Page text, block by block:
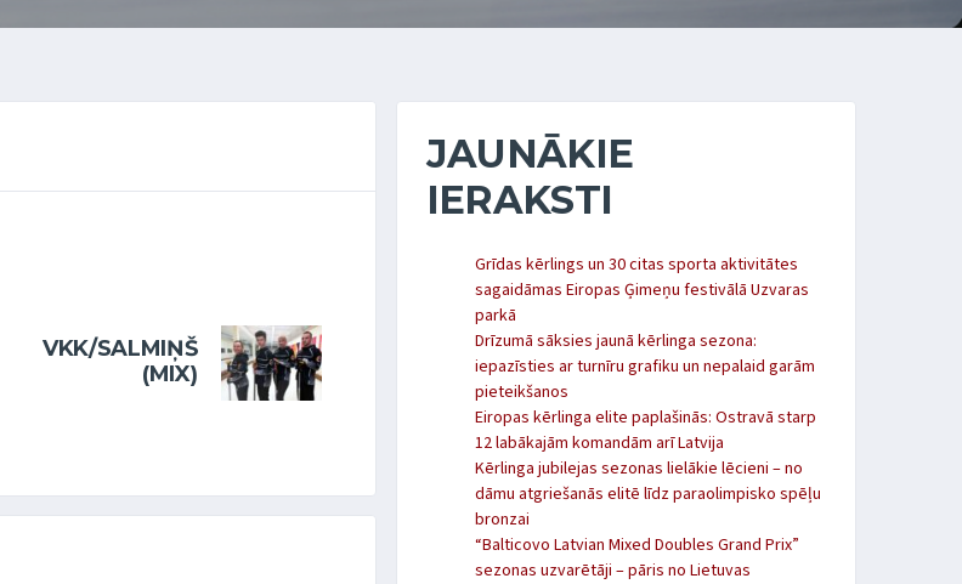
VKK/SALMIŅŠ
(MIX)
JAUNĀKIE
IERAKSTI
Grīdas kērlings un 30 citas sporta aktivitātes
sagaidāmas Eiropas Ģimeņu festivālā Uzvaras
parkā
Drīzumā sāksies jaunā kērlinga sezona:
iepazīsties ar turnīru grafiku un nepalaid garām
pieteikšanos
Eiropas kērlinga elite paplašinās: Ostravā starp
12 labākajām komandām arī Latvija
Kērlinga jubilejas sezonas lielākie lēcieni – no
dāmu atgriešanās elitē līdz paraolimpisko spēļu
bronzai
“Balticovo Latvian Mixed Doubles Grand Prix”
sezonas uzvarētāji – pāris no Lietuvas